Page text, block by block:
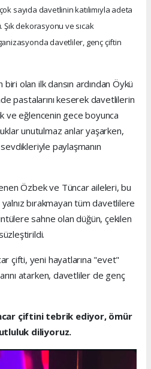
sayıda davetlinin katılımıyla adeta
dekorasyonu ve sıcak
davetliler, genç çiftin
olan ilk dansın ardından Öykü
pastalarını keserek davetlilerin
ve eğlencenin gece boyunca
unutulmaz anlar yaşarken,
paylaşmanın
Özbek ve Tüncar aileleri, bu
bırakmayan tüm davetlilere
sahne olan düğün, çekilen
çifti, yeni hayatlarına "evet"
atarken, davetliler de genç
çiftini tebrik ediyor, ömür
diliyoruz.